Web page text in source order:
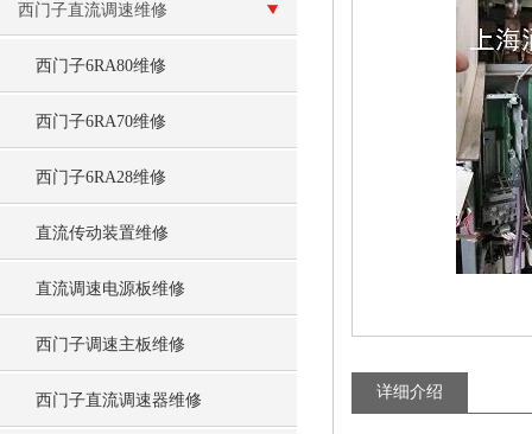
西门子直流调速维修
西门子6RA80维修
西门子6RA70维修
西门子6RA28维修
直流传动装置维修
直流调速电源板维修
西门子调速主板维修
西门子直流调速器维修 详细介绍